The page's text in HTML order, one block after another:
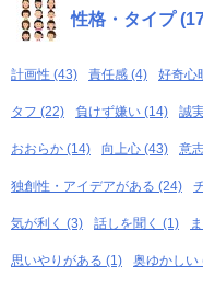
性格・タイプ
計画性 (43) 責任感 (4) 好奇心
タフ (22) 負けず嫌い (14) 誠
おおらか (14) 向上心 (43) 意
独創性・アイデアがある (24)
気が利く (3) 話しを聞く (1)
思いやりがある (1) 奥ゆかしい